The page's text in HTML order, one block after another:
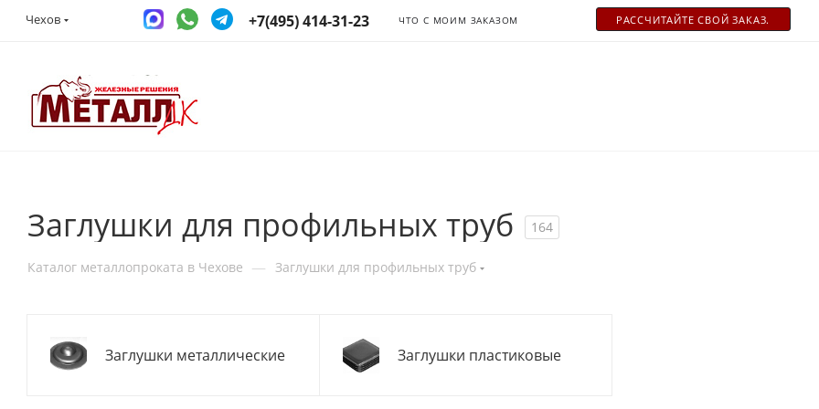
Чехов +7(495) 414-31-23 ЧТО С МОИМ ЗАКАЗОМ РАСCЧИТАЙТЕ СВОЙ ЗАКАЗ.
Заглушки для профильных труб 164
Каталог металлопроката в Чехове — Заглушки для профильных труб
Заглушки металлические Заглушки пластиковые